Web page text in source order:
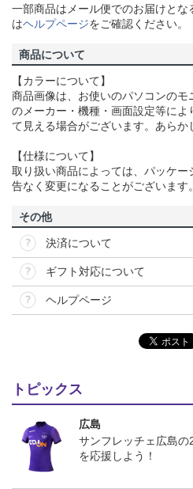
一部商品はメール便でのお届けとな
はヘルプページをご確認ください。
商品について
【カラーについて】
商品画像は、お使いのパソコンの
のメーカー・機種・画面設定等によ
て見える場合がございます。あらか
【仕様について】
取り扱い商品によっては、パッケ
告なく変更になることがございます。
その他
決済について
ギフト対応について
ヘルプページ
トピックス
広島
サンフレッチェ広島
を応援しよう！